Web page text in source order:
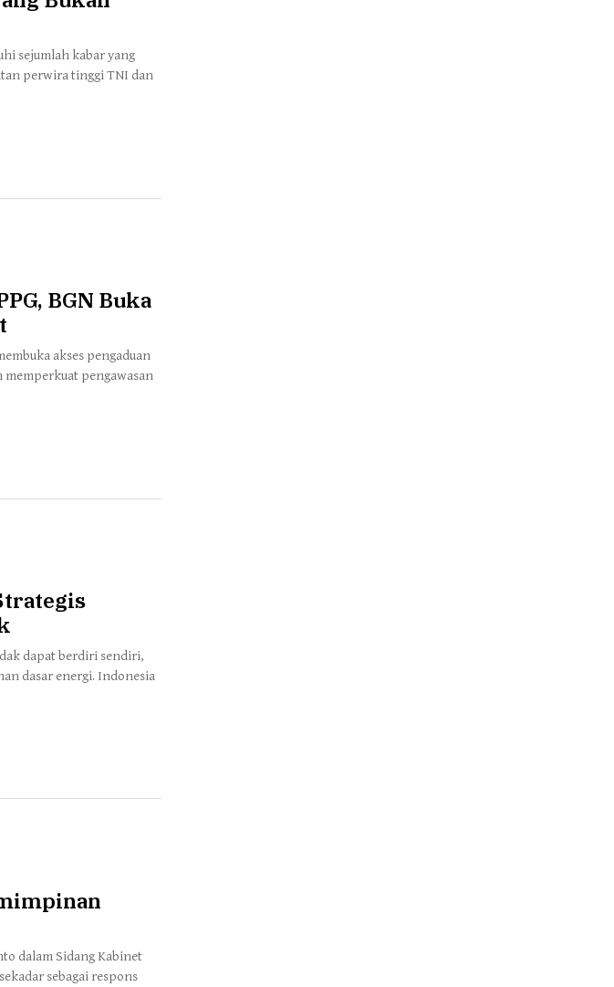
sejumlah kabar yang
perwira tinggi TNI dan
BGN Buka
akses pengaduan
memperkuat pengawasan
dapat berdiri sendiri,
dasar energi. Indonesia
dalam Sidang Kabinet
sebagai respons